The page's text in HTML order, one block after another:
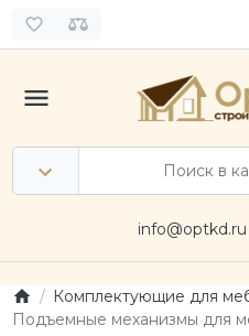
info@optkd.ru
Комплектующие для
Подъемные механизмы для